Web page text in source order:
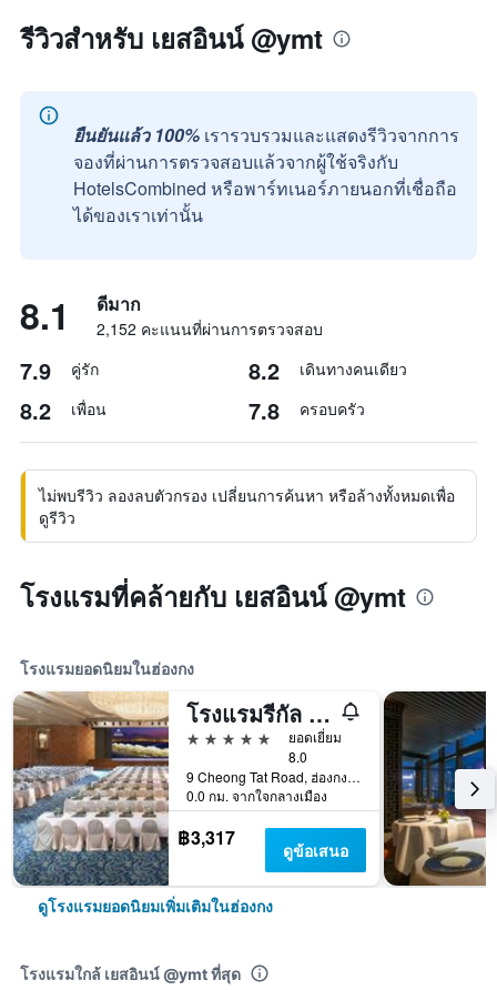
รีวิวสำหรับ เยสอินน์ @ymt
ยืนยันแล้ว 100% เรารวบรวมและแสดงรีวิวจากการ
จองที่ผ่านการตรวจสอบแล้วจากผู้ใช้จริงกับ
HotelsCombined หรือพาร์ทเนอร์ภายนอกที่เชื่อถือ
ได้ของเราเท่านั้น
8.1 ดีมาก
2,152 คะแนนที่ผ่านการตรวจสอบ
7.9 คู่รัก 8.2 เดินทางคนเดียว
8.2 เพื่อน 7.8 ครอบครัว
ไม่พบรีวิว ลองลบตัวกรอง เปลี่ยนการค้นหา หรือล้างทั้งหมดเพื่อ
ดูรีวิว
โรงแรมที่คล้ายกับ เยสอินน์ @ymt
โรงแรมยอดนิยมในฮ่องกง
โรงแรมรีกัล แอร์พอร์ต
5 ดาว
ยอดเยี่ยม
8.0
9 Cheong Tat Road, ฮ่องกง, ฮ่องกง
0.0 กม. จากใจกลางเมือง
฿3,317 ดูข้อเสนอ
ดูโรงแรมยอดนิยมเพิ่มเติมในฮ่องกง
โรงแรมใกล้ เยสอินน์ @ymt ที่สุด